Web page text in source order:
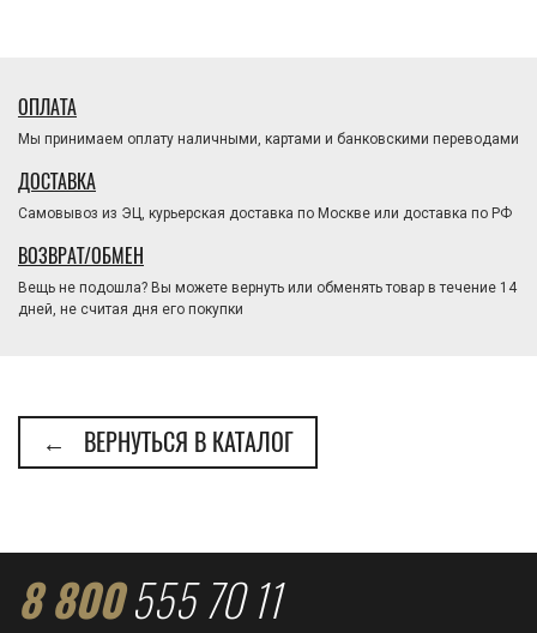
ОПЛАТА
Мы принимаем оплату наличными, картами и банковскими переводами
ДОСТАВКА
Самовывоз из ЭЦ, курьерская доставка по Москве или доставка по РФ
ВОЗВРАТ/ОБМЕН
Вещь не подошла? Вы можете вернуть или обменять товар в течение 14
дней, не считая дня его покупки
← ВЕРНУТЬСЯ В КАТАЛОГ
8 800555 70 11